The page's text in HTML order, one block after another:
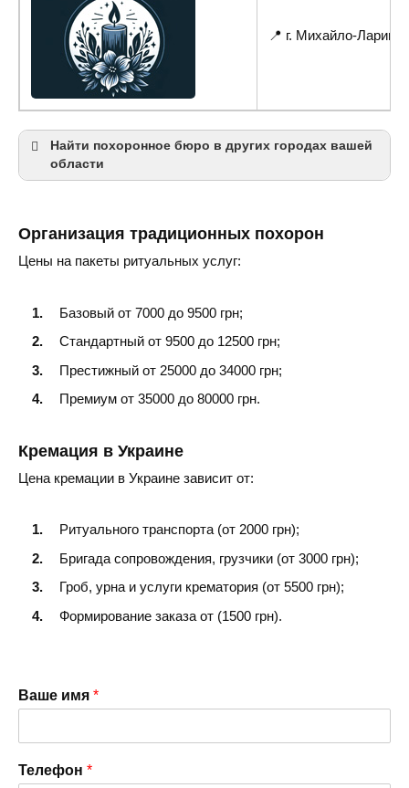
📍 г. Михайло-Ларино
Найти похоронное бюро в других городах вашей
области
Первомайск
Южноукраинск
Вознесенск
Организация традиционных похорон
Цены на пакеты ритуальных услуг:
Базовый от 7000 до 9500 грн;
Стандартный от 9500 до 12500 грн;
Престижный от 25000 до 34000 грн;
Премиум от 35000 до 80000 грн.
Кремация в Украине
Цена кремации в Украине зависит от:
Ритуального транспорта (от 2000 грн);
Бригада сопровождения, грузчики (от 3000 грн);
Гроб, урна и услуги крематория (от 5500 грн);
Формирование заказа от (1500 грн).
Ваше имя *
Телефон *